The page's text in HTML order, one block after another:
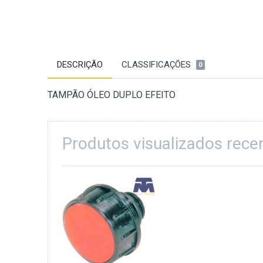
DESCRIÇÃO CLASSIFICAÇÕES 0
TAMPÃO ÓLEO DUPLO EFEITO
Produtos visualizados